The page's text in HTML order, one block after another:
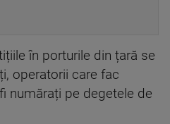
în porturile din țară se
operatorii care fac
numărați pe degetele de